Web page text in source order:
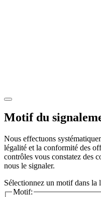
Motif du
Nous effectuons
légalité et la conformité des
contrôles vous constatez des
nous le signaler.
Sélectionnez un motif dans la
Motif: